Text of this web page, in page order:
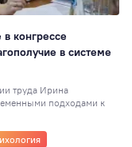
Настольные игры
Консорциумы
конгрессе
в системе
труда Ирина
подходами к